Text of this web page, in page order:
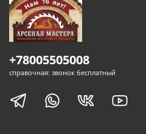
+78005505008
справочная: звонок бесплатный